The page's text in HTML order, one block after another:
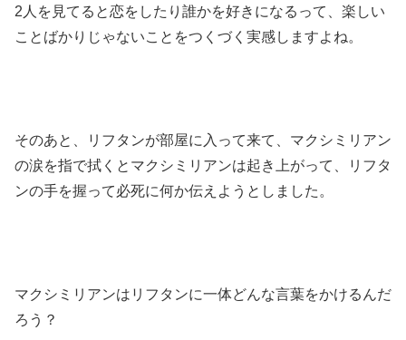
2人を見てると恋をしたり誰かを好きになるって、楽しい
ことばかりじゃないことをつくづく実感しますよね。
そのあと、リフタンが部屋に入って来て、マクシミリアン
の涙を指で拭くとマクシミリアンは起き上がって、リフタ
ンの手を握って必死に何か伝えようとしました。
マクシミリアンはリフタンに一体どんな言葉をかけるんだ
ろう？